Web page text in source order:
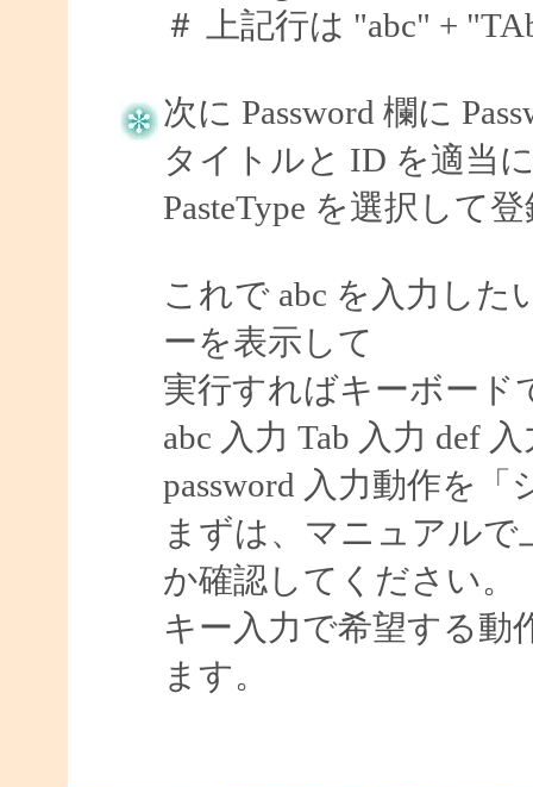
＃ 上記行は "abc" +
次に Password 欄に
タイトルと ID を適当
PasteType を選択して
これで abc を入力し
ーを表示して
実行すればキーボード
abc 入力 Tab 入力 def
password 入力動作を
まずは、マニュアル
か確認してください。
キー入力で希望する動
ます。